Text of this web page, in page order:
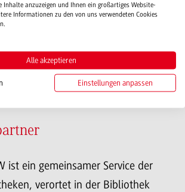
ist ein gemeinsamer Service der
verortet in der Bibliothek
Inhalte anzuzeigen und Ihnen ein großartiges Website-
Informationen zu den von uns verwendeten Cookies
Alle akzeptieren
Einstellungen anpassen